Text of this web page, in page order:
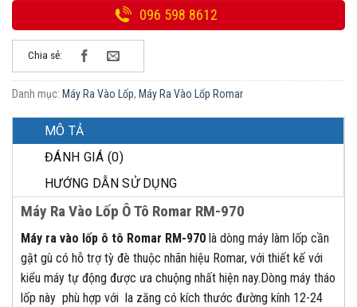
096 598 8612
Chia sẻ:
Danh mục: Máy Ra Vào Lốp, Máy Ra Vào Lốp Romar
MÔ TẢ
ĐÁNH GIÁ (0)
HƯỚNG DẪN SỬ DỤNG
Máy Ra Vào Lốp Ô Tô Romar RM-970
Máy ra vào lốp ô tô Romar RM-970 là dòng máy làm lốp cần
gật gù có hỗ trợ tỳ đè thuộc nhãn hiệu Romar, với thiết kế với
kiểu máy tự động được ưa chuộng nhất hiện nay.Dòng máy tháo
lốp này phù hợp với la zăng có kích thước đường kính 12-24